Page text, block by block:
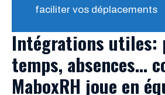
faciliter vos déplacements
Intégrations utiles:
temps, absences…
MaboxRH joue en